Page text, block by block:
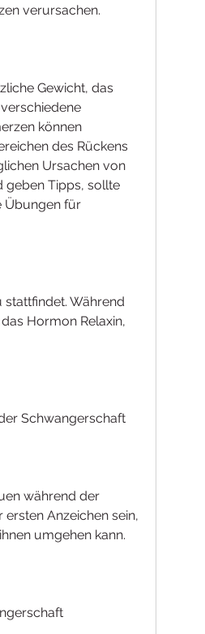
verursachen.
Gewicht, das
können
des Rückens
Ursachen von
geben Tipps, sollte
Übungen für
stattfindet. Während
Hormon Relaxin,
Schwangerschaft
während der
Anzeichen sein,
umgehen kann.